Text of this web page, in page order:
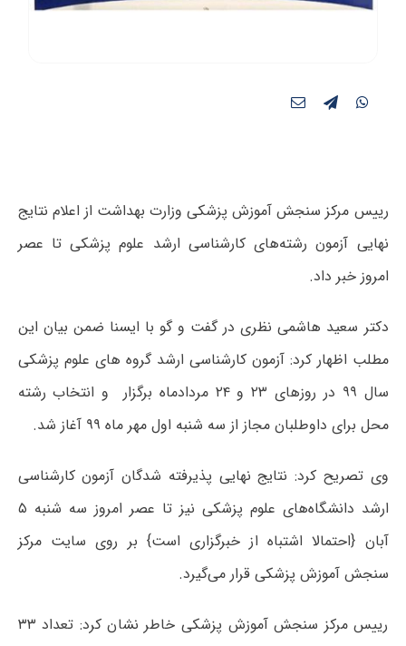
رییس مرکز سنجش آموزش پزشکی وزارت بهداشت از اعلام نتایج
نهایی آزمون رشته‌های کارشناسی ارشد علوم پزشکی تا عصر
امروز خبر داد.
دکتر سعید هاشمی نظری در گفت و گو با ایسنا ضمن بیان این
مطلب اظهار کرد: آزمون کارشناسی ارشد گروه های علوم پزشکی
سال ۹۹ در روزهای ۲۳ و ۲۴ مردادماه برگزار و انتخاب رشته
محل برای داوطلبان مجاز از سه شنبه اول مهر ماه ۹۹ آغاز شد.
وی تصریح کرد: نتایج نهایی پذیرفته شدگان آزمون کارشناسی
ارشد دانشگاه‌های علوم پزشکی نیز تا عصر امروز سه شنبه ۵
آبان {احتمالا اشتباه از خبرگزاری است} بر روی سایت مرکز
سنجش آموزش پزشکی قرار می‌گیرد.
رییس مرکز سنجش آموزش پزشکی خاطر نشان کرد: تعداد ۳۳